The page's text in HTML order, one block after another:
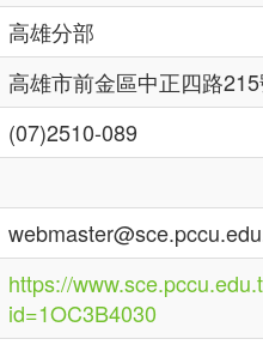
高雄分部
高雄市前金區中正四路
(07)2510-089
https://
id=1OC3B4030